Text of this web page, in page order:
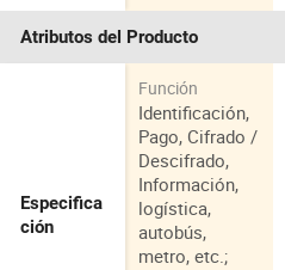
Atributos del Producto
Especifica
ción
Función
Identificación,
Pago, Cifrado /
Descifrado,
Información,
logística,
autobús,
metro, etc.;